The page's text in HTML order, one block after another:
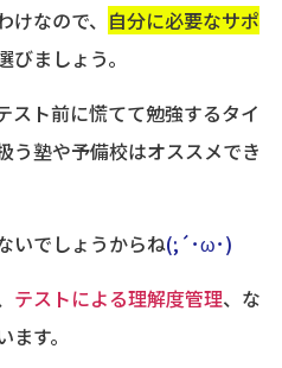
なので、 自分に必要なサポ
びましょう。
スト前に慌てて勉強するタイ
う塾や予備校はオススメでき
いでしょうからね(;´･ω･)
テストによる理解度管理、な
す。